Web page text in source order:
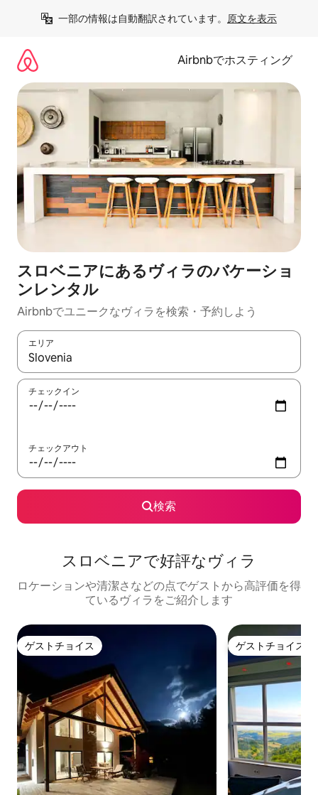
一部の情報は自動翻訳されています。 原文を表示
Airbnbでホスティング
スロベニアにあるヴィラのバケーショ
ンレンタル
Airbnbでユニークなヴィラを検索・予約しよう
エリア
検索結果が表示されたら、上下の矢印キーを使って移動するか
チェックイン
チェックアウト
検索
スロベニアで好評なヴィラ
ロケーションや清潔さなどの点でゲストから高評価を得
ているヴィラをご紹介します
ゲストチョイス
ゲストチョイス ゲストチョイス
ゲストチョイス